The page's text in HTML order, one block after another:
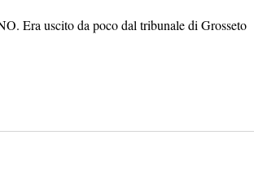
Era uscito da poco dal tribunale di Grosseto